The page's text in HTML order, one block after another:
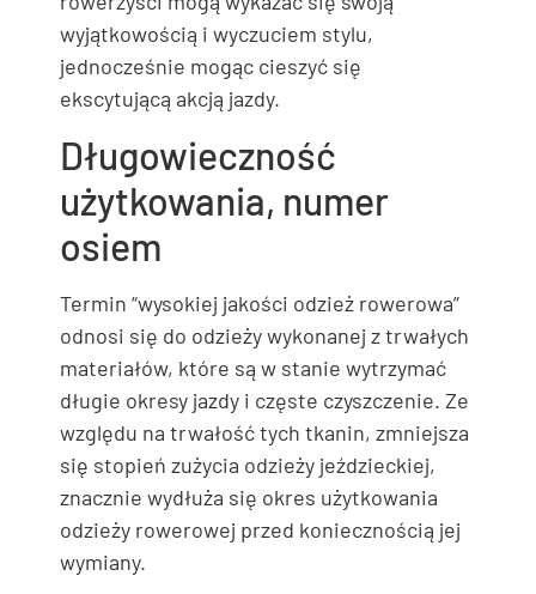
wyjątkowością i wyczuciem stylu,
jednocześnie mogąc cieszyć się
ekscytującą akcją jazdy.
Długowieczność
użytkowania, numer
osiem
Termin “wysokiej jakości odzież rowerowa”
odnosi się do odzieży wykonanej z trwałych
materiałów, które są w stanie wytrzymać
długie okresy jazdy i częste czyszczenie. Ze
względu na trwałość tych tkanin, zmniejsza
się stopień zużycia odzieży jeździeckiej,
znacznie wydłuża się okres użytkowania
odzieży rowerowej przed koniecznością jej
wymiany.